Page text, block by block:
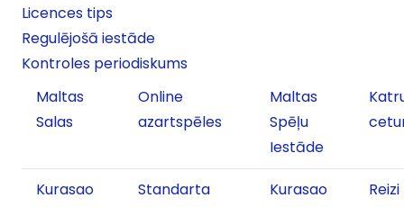
Licences tips
Regulējošā iestāde
Kontroles periodiskums
Maltas
Salas
Online
azartspēles
Maltas
Spēļu
Iestāde
Kurasao Standarta
Kurasao
Reizi